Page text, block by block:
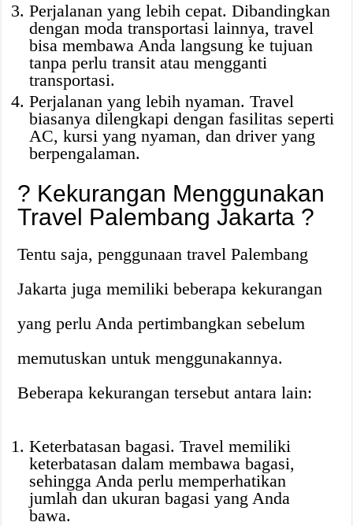
Perjalanan yang lebih cepat. Dibandingkan
dengan moda transportasi lainnya, travel
bisa membawa Anda langsung ke tujuan
tanpa perlu transit atau mengganti
transportasi.
Perjalanan yang lebih nyaman. Travel
biasanya dilengkapi dengan fasilitas seperti
AC, kursi yang nyaman, dan driver yang
berpengalaman.
? Kekurangan Menggunakan
Travel Palembang Jakarta ?
Tentu saja, penggunaan travel Palembang
Jakarta juga memiliki beberapa kekurangan
yang perlu Anda pertimbangkan sebelum
memutuskan untuk menggunakannya.
Beberapa kekurangan tersebut antara lain:
Keterbatasan bagasi. Travel memiliki
keterbatasan dalam membawa bagasi,
sehingga Anda perlu memperhatikan
jumlah dan ukuran bagasi yang Anda
bawa.